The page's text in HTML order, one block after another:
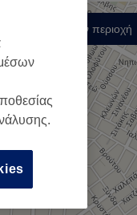
Αναζήτηση στην περιοχή
μέσων